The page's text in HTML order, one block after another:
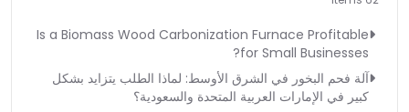
Is a Biomass Wood Carbonization Furnace Profitable
for Small Businesses?
آلة فحم البخور في الشرق الأوسط: لماذا الطلب يتزايد بشكل
كبير في الإمارات العربية المتحدة والسعودية؟